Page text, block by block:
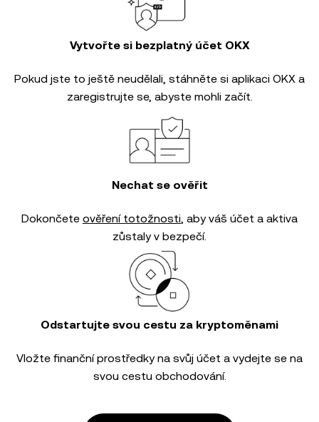
Vytvořte si bezplatný účet OKX
Pokud jste to ještě neudělali, stáhněte si aplikaci OKX a
zaregistrujte se, abyste mohli začít.
Nechat se ověřit
Dokončete ověření totožnosti, aby váš účet a aktiva
zůstaly v bezpečí.
Odstartujte svou cestu za kryptoměnami
Vložte finanční prostředky na svůj účet a vydejte se na
svou cestu obchodování.